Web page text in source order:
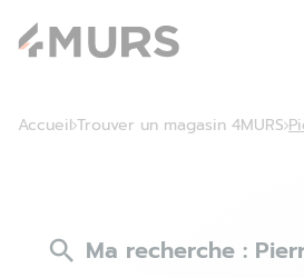
Accueil Trouver un magasin 4MURS
Ma recherche :